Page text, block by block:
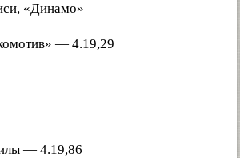
«Динамо»
— 4.19,29
— 4.19,86